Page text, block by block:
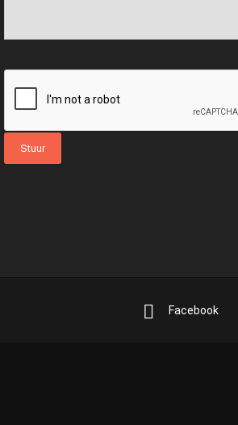
Facebook